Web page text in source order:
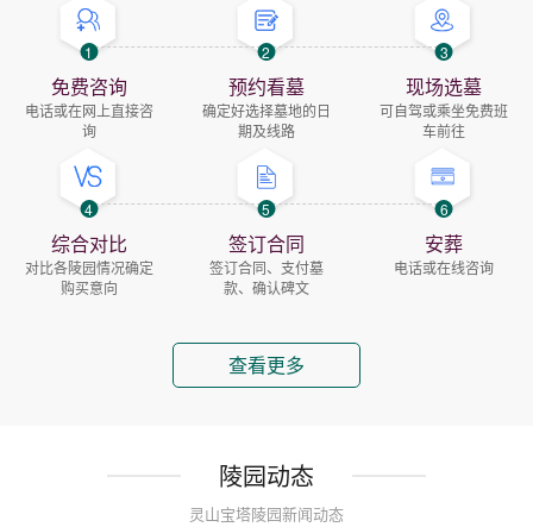
1
免费咨询
电话或在网上直接咨
询
2
预约看墓
确定好选择墓地的日
期及线路
3
现场选墓
可自驾或乘坐免费班
车前往
4
综合对比
对比各陵园情况确定
购买意向
5
签订合同
签订合同、支付墓
款、确认碑文
6
安葬
电话或在线咨询
查看更多
陵园动态
灵山宝塔陵园新闻动态